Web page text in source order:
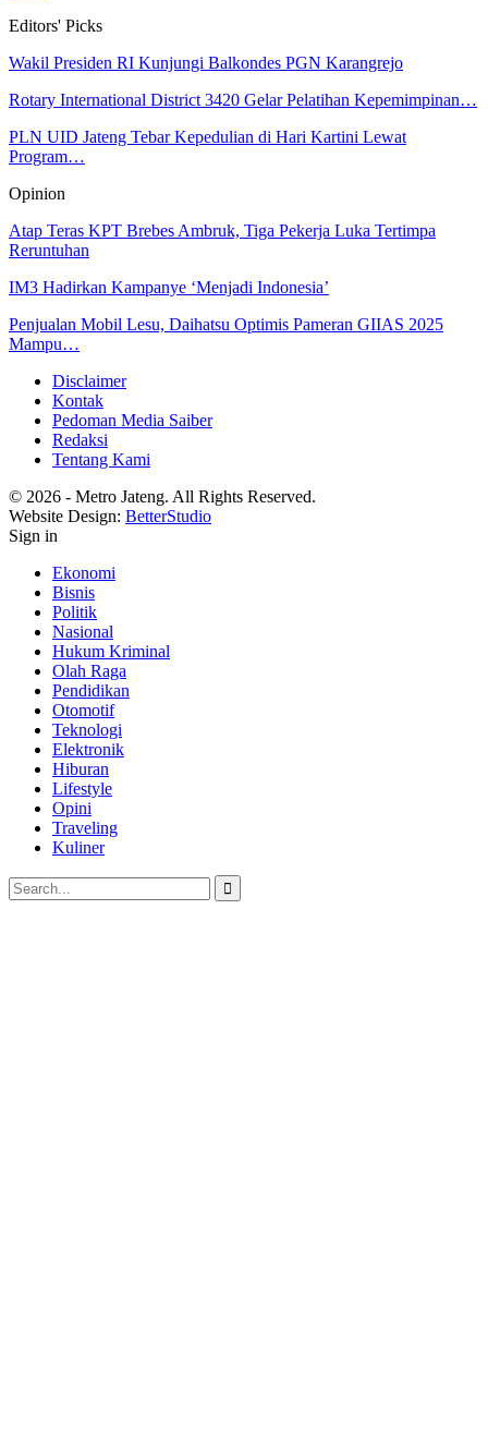
Editors' Picks
Wakil Presiden RI Kunjungi Balkondes PGN Karangrejo
Rotary International District 3420 Gelar Pelatihan Kepemimpinan…
PLN UID Jateng Tebar Kepedulian di Hari Kartini Lewat
Program…
Opinion
Atap Teras KPT Brebes Ambruk, Tiga Pekerja Luka Tertimpa
Reruntuhan
IM3 Hadirkan Kampanye ‘Menjadi Indonesia’
Penjualan Mobil Lesu, Daihatsu Optimis Pameran GIIAS 2025
Mampu…
Disclaimer
Kontak
Pedoman Media Saiber
Redaksi
Tentang Kami
© 2026 - Metro Jateng. All Rights Reserved.
Website Design: BetterStudio
Sign in
Ekonomi
Bisnis
Politik
Nasional
Hukum Kriminal
Olah Raga
Pendidikan
Otomotif
Teknologi
Elektronik
Hiburan
Lifestyle
Opini
Traveling
Kuliner